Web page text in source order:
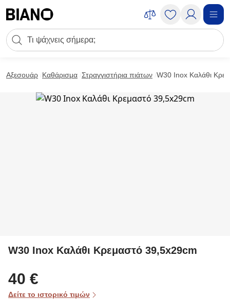
Πεδίο αναζήτησης
Αξεσουάρ Καθάρισμα Στραγγιστήρια πιάτων W30 Inox Καλάθι
W30 Inox Καλάθι Κρεμαστό 39,5x29cm
40 €
Δείτε το ιστορικό τιμών